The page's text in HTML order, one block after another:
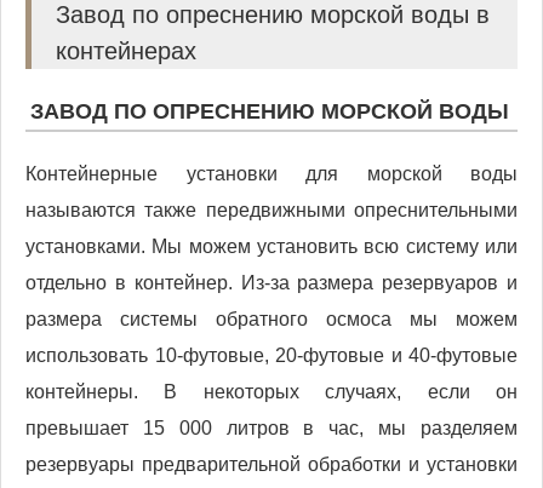
Завод по опреснению морской воды в
контейнерах
ЗАВОД ПО ОПРЕСНЕНИЮ МОРСКОЙ ВОДЫ
Контейнерные установки для морской воды
называются также передвижными опреснительными
установками. Мы можем установить всю систему или
отдельно в контейнер. Из-за размера резервуаров и
размера системы обратного осмоса мы можем
использовать 10-футовые, 20-футовые и 40-футовые
контейнеры. В некоторых случаях, если он
превышает 15 000 литров в час, мы разделяем
резервуары предварительной обработки и установки